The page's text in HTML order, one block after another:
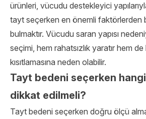
ürünleri, vücudu destekleyici
tayt seçerken en önemli faktörlerden
bulmaktır. Vücudu saran yapısı
seçimi, hem rahatsızlık yaratır hem
kısıtlamasına neden olabilir.
Tayt bedeni seçerken
dikkat edilmeli?
Tayt bedeni seçerken doğru ölçü